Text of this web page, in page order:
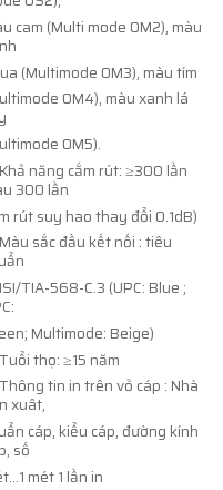
cam (Multi mode OM2), màu
(Multimode OM3), màu tím
OM4), màu xanh lá
OM5).
năng cắm rút: ≥300 lần
300 lần
rút suy hao thay đổi 0.1dB)
sắc đầu kết nối : tiêu
TIA-568-C.3 (UPC: Blue ;
Multimode: Beige)
thọ: ≥15 năm
tin in trên vỏ cáp : Nhà
xuât,
cáp, kiểu cáp, đường kính
số
mét 1 lần in